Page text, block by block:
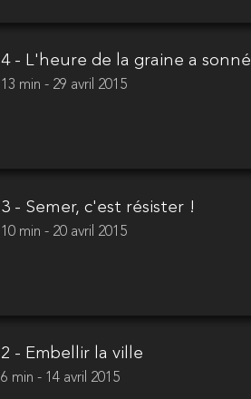
4 - L'heure de la graine a sonné
13 min - 29 avril 2015
3 - Semer, c'est résister !
10 min - 20 avril 2015
2 - Embellir la ville
6 min - 14 avril 2015